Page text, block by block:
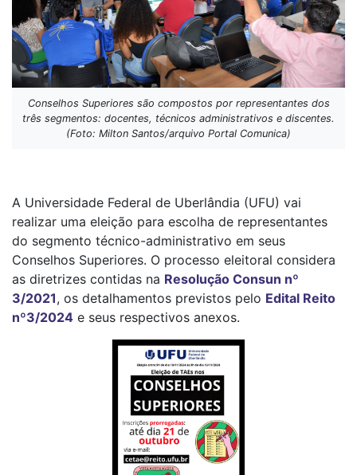
Conselhos Superiores são compostos por representantes dos
três segmentos: docentes, técnicos administrativos e discentes.
(Foto: Milton Santos/arquivo Portal Comunica)
A Universidade Federal de Uberlândia (UFU) vai
realizar uma eleição para escolha de representantes
do segmento técnico-administrativo em seus
Conselhos Superiores. O processo eleitoral considera
as diretrizes contidas na Resolução Consun nº
3/2021, os detalhamentos previstos pelo Edital Reito
nº3/2024 e seus respectivos anexos.